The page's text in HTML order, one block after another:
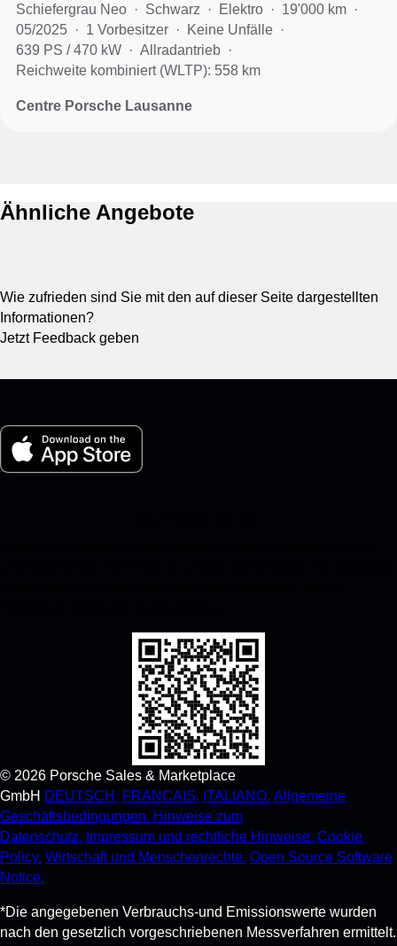
Schiefergrau Neo Schwarz Elektro
19'000 km
05/2025
1 Vorbesitzer
Keine Unfälle
639 PS / 470 kW
Allradantrieb
Reichweite kombiniert (WLTP): 558 km
Centre Porsche Lausanne
Ähnliche Angebote
Wie zufrieden sind Sie mit den auf dieser Seite dargestellten
Informationen?
Jetzt Feedback geben
© 2026 Porsche Sales & Marketplace
GmbH DEUTSCH. FRANCAIS. ITALIANO. Allgemeine
Geschäftsbedingungen. Hinweise zum
Datenschutz. Impressum und rechtliche Hinweise. Cookie
Policy. Wirtschaft und Menschenrechte. Open Source Software
Notice.
*Die angegebenen Verbrauchs-und Emissionswerte wurden
nach den gesetzlich vorgeschriebenen Messverfahren ermittelt.